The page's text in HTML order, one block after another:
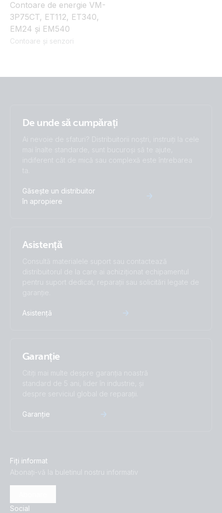
Contoare de energie VM-
3P75CT, ET112, ET340,
EM24 și EM540
Contoare și senzori
De unde să cumpărați
Ai nevoie de sfaturi? Distribuitorii noștri, instruiți la cele
mai înalte standarde, sunt bucuroși să te ajute,
indiferent cât de mică sau complexă este întrebarea
ta.
Găsește un distribuitor
în apropiere
Asistență
Consultă materialele suport sau contactează
distribuitorul de la care ai achiziționat echipamentul
pentru suport dedicat, reparații sau solicitări legate de
garanție.
Asistență
Garanție
Citiți mai multe despre garanția noastră
standard de 5 ani, lider în industrie, și
despre serviciul global de reparații.
Garanție
Fiți informat
Abonați-vă la buletinul nostru informativ
Social